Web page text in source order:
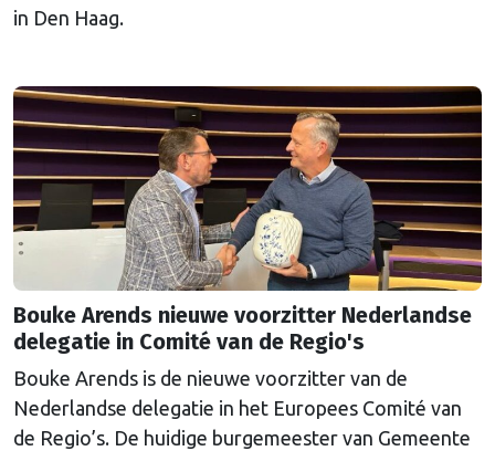
in Den Haag.
Bouke Arends nieuwe voorzitter Nederlandse
delegatie in Comité van de Regio's
Bouke Arends is de nieuwe voorzitter van de
Nederlandse delegatie in het Europees Comité van
de Regio’s. De huidige burgemeester van Gemeente